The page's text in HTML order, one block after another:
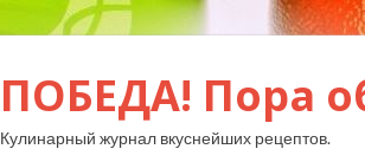
ПОБЕДА! Пора
Кулинарный журнал вкуснейших рецептов.